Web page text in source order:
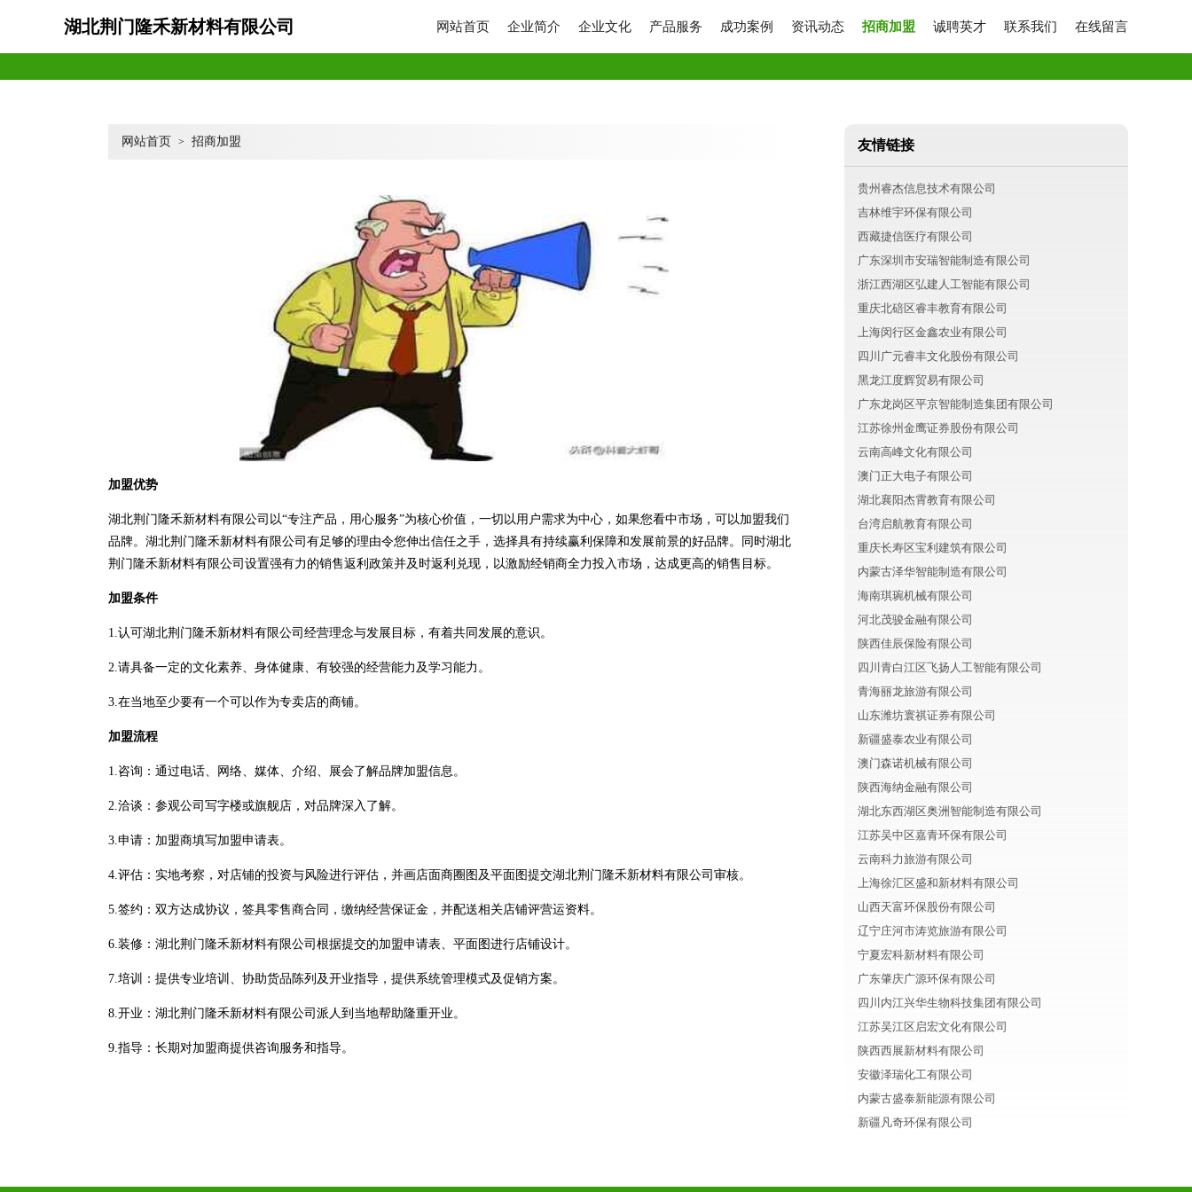
湖北荆门隆禾新材料有限公司 网站首页 企业简介 企业文化 产品服务 成功案例 资讯动态 招商加盟 诚聘英才 联系我们 在线留言
网站首页 > 招商加盟
加盟优势
湖北荆门隆禾新材料有限公司以“专注产品，用心服务”为核心价值，一切以用户需求为中心，如果您看中市场，可以加盟我们
品牌。湖北荆门隆禾新材料有限公司有足够的理由令您伸出信任之手，选择具有持续赢利保障和发展前景的好品牌。同时湖北
荆门隆禾新材料有限公司设置强有力的销售返利政策并及时返利兑现，以激励经销商全力投入市场，达成更高的销售目标。
加盟条件
1.认可湖北荆门隆禾新材料有限公司经营理念与发展目标，有着共同发展的意识。
2.请具备一定的文化素养、身体健康、有较强的经营能力及学习能力。
3.在当地至少要有一个可以作为专卖店的商铺。
加盟流程
1.咨询：通过电话、网络、媒体、介绍、展会了解品牌加盟信息。
2.洽谈：参观公司写字楼或旗舰店，对品牌深入了解。
3.申请：加盟商填写加盟申请表。
4.评估：实地考察，对店铺的投资与风险进行评估，并画店面商圈图及平面图提交湖北荆门隆禾新材料有限公司审核。
5.签约：双方达成协议，签具零售商合同，缴纳经营保证金，并配送相关店铺评营运资料。
6.装修：湖北荆门隆禾新材料有限公司根据提交的加盟申请表、平面图进行店铺设计。
7.培训：提供专业培训、协助货品陈列及开业指导，提供系统管理模式及促销方案。
8.开业：湖北荆门隆禾新材料有限公司派人到当地帮助隆重开业。
9.指导：长期对加盟商提供咨询服务和指导。
友情链接
贵州睿杰信息技术有限公司
吉林维宇环保有限公司
西藏捷信医疗有限公司
广东深圳市安瑞智能制造有限公司
浙江西湖区弘建人工智能有限公司
重庆北碚区睿丰教育有限公司
上海闵行区金鑫农业有限公司
四川广元睿丰文化股份有限公司
黑龙江度辉贸易有限公司
广东龙岗区平京智能制造集团有限公司
江苏徐州金鹰证券股份有限公司
云南高峰文化有限公司
澳门正大电子有限公司
湖北襄阳杰霄教育有限公司
台湾启航教育有限公司
重庆长寿区宝利建筑有限公司
内蒙古泽华智能制造有限公司
海南琪琬机械有限公司
河北茂骏金融有限公司
陕西佳辰保险有限公司
四川青白江区飞扬人工智能有限公司
青海丽龙旅游有限公司
山东潍坊寰祺证券有限公司
新疆盛泰农业有限公司
澳门森诺机械有限公司
陕西海纳金融有限公司
湖北东西湖区奥洲智能制造有限公司
江苏吴中区嘉青环保有限公司
云南科力旅游有限公司
上海徐汇区盛和新材料有限公司
山西天富环保股份有限公司
辽宁庄河市涛览旅游有限公司
宁夏宏科新材料有限公司
广东肇庆广源环保有限公司
四川内江兴华生物科技集团有限公司
江苏吴江区启宏文化有限公司
陕西西展新材料有限公司
安徽泽瑞化工有限公司
内蒙古盛泰新能源有限公司
新疆凡奇环保有限公司